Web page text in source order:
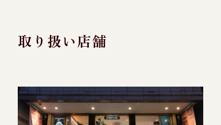
取り扱い店舗